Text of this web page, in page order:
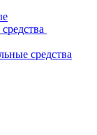
средства